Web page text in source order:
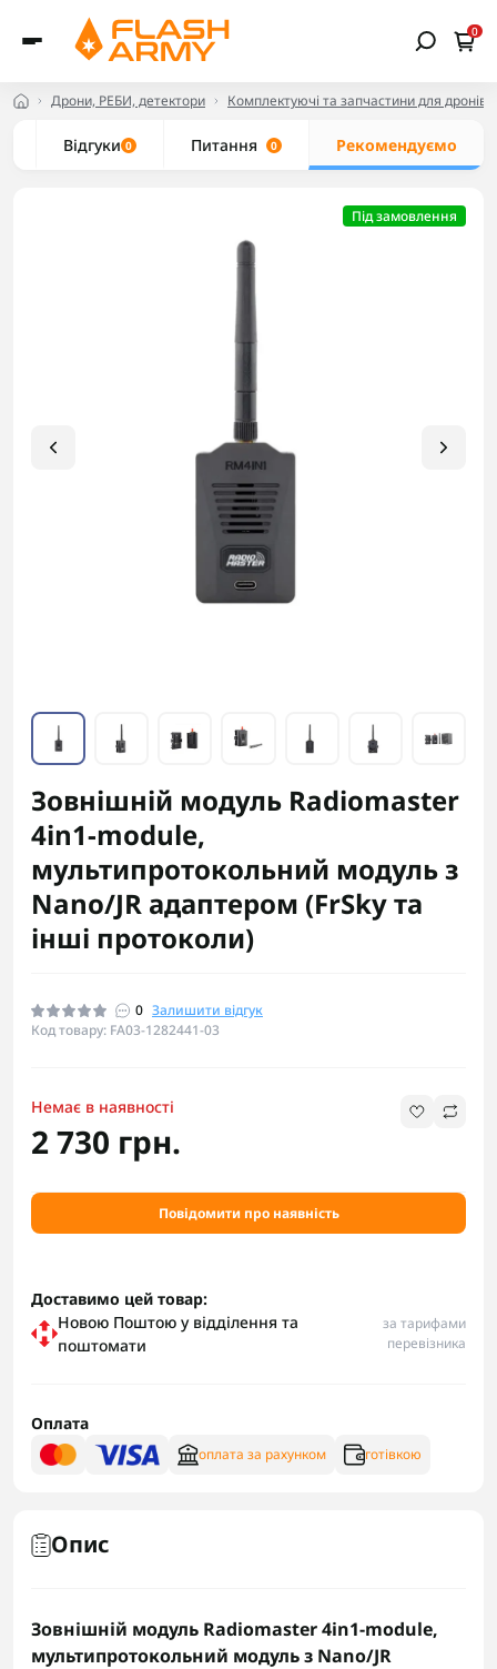
0
Дрони, РЕБИ, детектори Комплектуючі та запчастини для дронів
Відгуки 0 Питання 0 Рекомендуємо
Під замовлення
Зовнішній модуль Radiomaster
4in1-module,
мультипротокольний модуль з
Nano/JR адаптером (FrSky та
інші протоколи)
0 Залишити відгук
Код товару: FA03-1282441-03
Немає в наявності
2 730 грн.
Повідомити про наявність
Доставимо цей товар:
Новою Поштою у відділення та
поштомати
за тарифами
перевізника
Оплата
оплата за рахунком готівкою
Опис
Зовнішній модуль Radiomaster 4in1-module,
мультипротокольний модуль з Nano/JR